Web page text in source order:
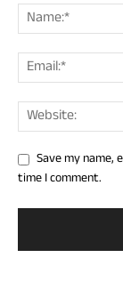
Save my
time I comment.